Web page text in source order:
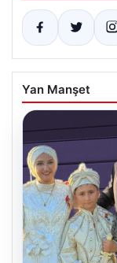
Yan Manşet